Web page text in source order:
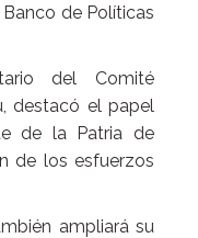
de Políticas
del Comité
destacó el papel
de la Patria de
de los esfuerzos
ampliará su